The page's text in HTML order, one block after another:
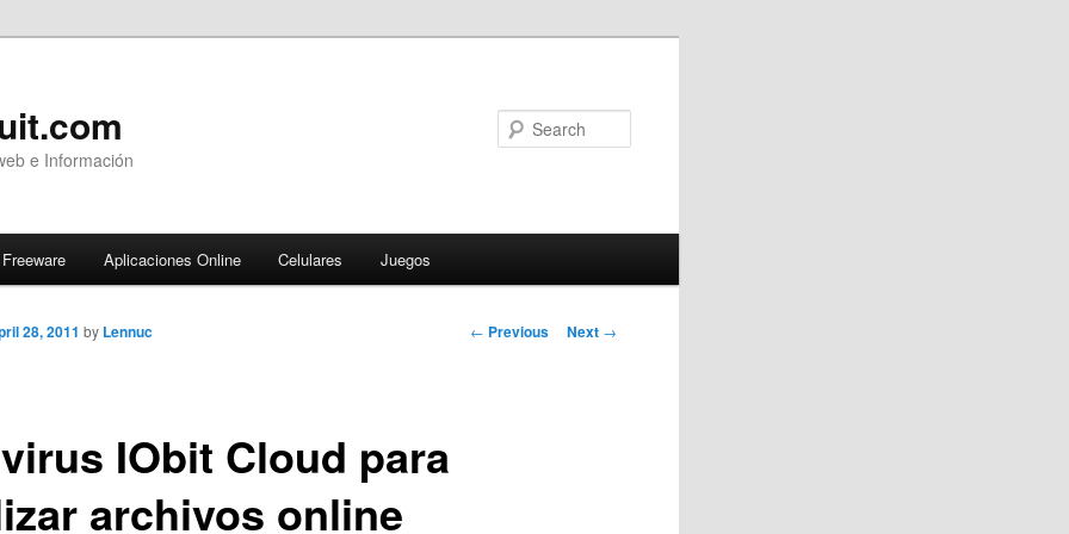
e Información
Freeware Aplicaciones Online Celulares Juegos
Post
← Previous Next →
IObit Cloud para
archivos online
28, 2011 by Lennuc